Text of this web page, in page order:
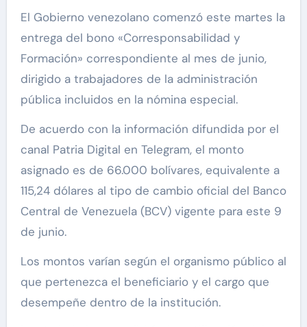
El Gobierno venezolano comenzó este martes la
entrega del bono «Corresponsabilidad y
Formación» correspondiente al mes de junio,
dirigido a trabajadores de la administración
pública incluidos en la nómina especial.
De acuerdo con la información difundida por el
canal Patria Digital en Telegram, el monto
asignado es de 66.000 bolívares, equivalente a
115,24 dólares al tipo de cambio oficial del Banco
Central de Venezuela (BCV) vigente para este 9
de junio.
Los montos varían según el organismo público al
que pertenezca el beneficiario y el cargo que
desempeñe dentro de la institución.